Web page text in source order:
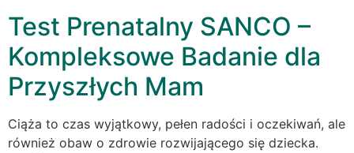
Test Prenatalny SANCO –
Kompleksowe Badanie dla
Przyszłych Mam
Ciąża to czas wyjątkowy, pełen radości i oczekiwań, ale
również obaw o zdrowie rozwijającego się dziecka.